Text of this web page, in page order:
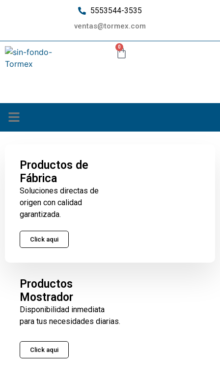
5553544-3535
ventas@tormex.com
0
Productos de
Fábrica
Soluciones directas de
origen con calidad
garantizada.
Click aqui
Productos
Mostrador
Disponibilidad inmediata
para tus necesidades diarias.
Click aqui